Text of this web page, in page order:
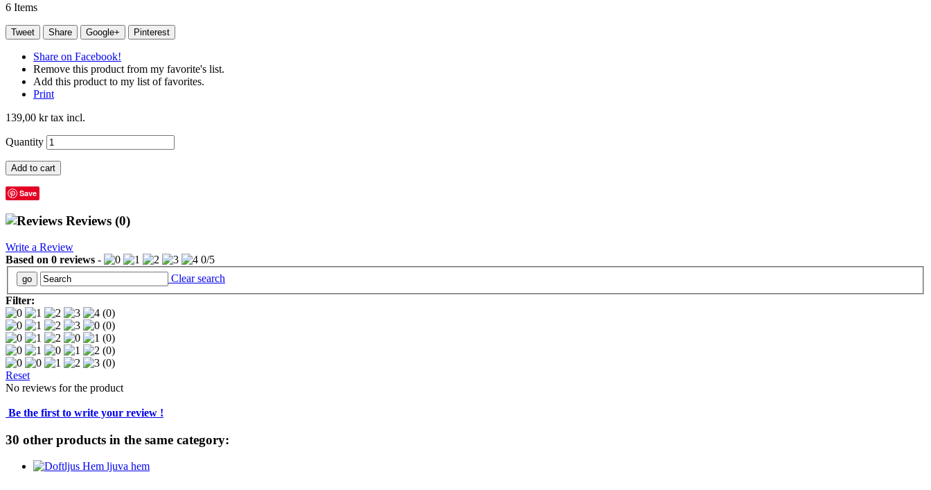
6 Items
Tweet Share Google+ Pinterest
Share on Facebook!
Remove this product from my favorite's list.
Add this product to my list of favorites.
Print
139,00 krtax incl.
Quantity
Add to cart
Save
Reviews (0)
Write a Review
Based on 0 reviews - 0/5
Clear search
Filter:
(0)
(0)
(0)
(0)
(0)
Reset
No reviews for the product
Be the first to write your review !
30 other products in the same category: